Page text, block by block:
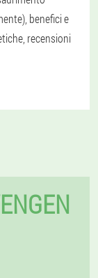
benefici e
recensioni